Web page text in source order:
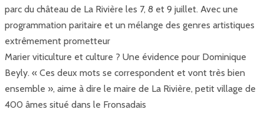
parc du château de La Rivière les 7, 8 et 9 juillet. Avec une
programmation paritaire et un mélange des genres artistiques
extrêmement prometteur
Marier viticulture et culture ? Une évidence pour Dominique
Beyly. « Ces deux mots se correspondent et vont très bien
ensemble », aime à dire le maire de La Rivière, petit village de
400 âmes situé dans le Fronsadais